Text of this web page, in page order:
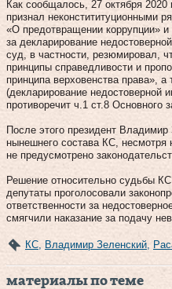
Как сообщалось, 27 октября
признал неконстититуционными
«О предотвращении коррупции» и
за декларирование
суд, в частности, резюмировал,
принципы справедливости и
принципа верховенства права», а
(декларирование недостоверной
противоречит ч.1 ст.8 Основного
После этого президент
нынешнего состава КС, несмотря
не предусмотрено
Решение относительно судьбы
депутаты проголосовали
ответственности за
смягчили наказание за подачу
КС Владимир Зеленский
материалы по теме